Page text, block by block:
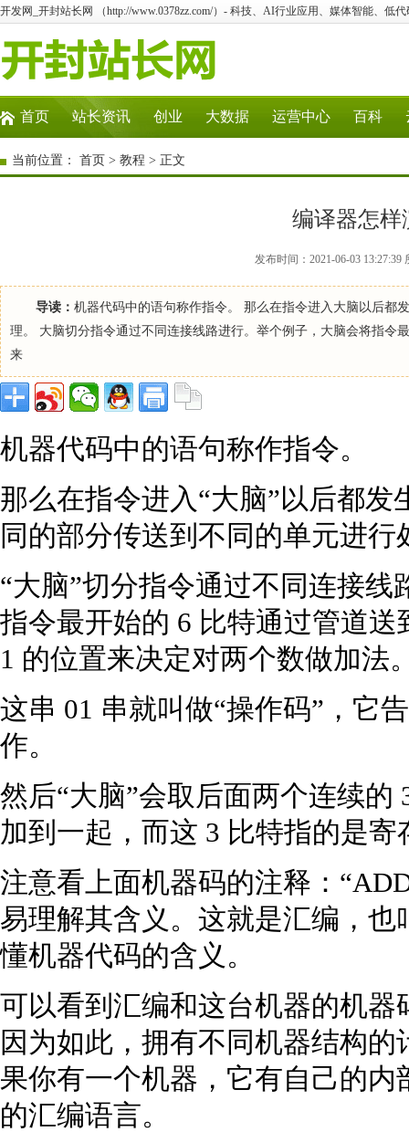
开发网_开封站长网 （http://www.0378zz.com/）- 科技、AI行业应用、媒体智能、低
首页 站长资讯 创业 大数据 运营中心 百科
当前位置： 首页 > 教程 > 正文
编译器怎样
发布时间：2021-06-03
导读： 机器代码中的语句称作指令。 那么在指令进入大脑以后都
理。 大脑切分指令通过不同连接线路进行。举个例子，大脑会将指
来
机器代码中的语句称作指令。
那么在指令进入“大脑”以后都
同的部分传送到不同的单元进行
“大脑”切分指令通过不同连接
指令最开始的 6 比特通过管道
1 的位置来决定对两个数做加法
这串 01 串就叫做“操作码”，它
作。
然后“大脑”会取后面两个连续的
加到一起，而这 3 比特指的是寄
注意看上面机器码的注释：
易理解其含义。这就是汇编，
懂机器代码的含义。
可以看到汇编和这台机器的机
因为如此，拥有不同机器结构
果你有一个机器，它有自己的
的汇编语言。